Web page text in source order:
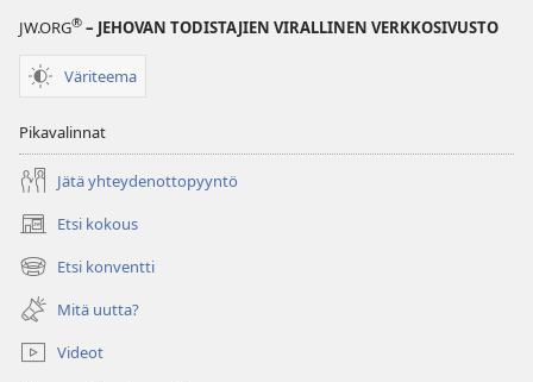
JW.ORG® – JEHOVAN TODISTAJIEN VIRALLINEN VERKKOSIVUSTO
Väriteema
Pikavalinnat
Jätä yhteydenottopyyntö
Etsi kokous
(avaa
uuden
ikkunan)
Etsi konventti
(avaa
uuden
ikkunan)
Mitä uutta?
Videot